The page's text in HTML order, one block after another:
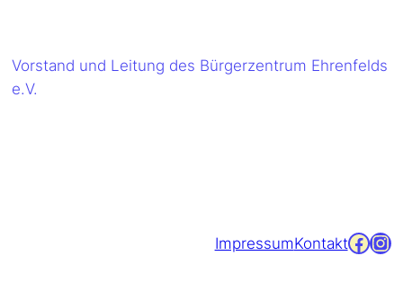
Vorstand und Leitung des Bürgerzentrum Ehrenfelds
e.V.
ImpressumKontaktFacebook Instagram